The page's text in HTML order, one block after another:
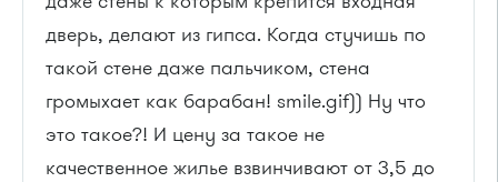
дверь, делают из гипса. Когда стучишь по
такой стене даже пальчиком, стена
громыхает как барабан! smile.gif)) Ну что
это такое?! И цену за такое не
качественное жилье взвинчивают от 3,5 до